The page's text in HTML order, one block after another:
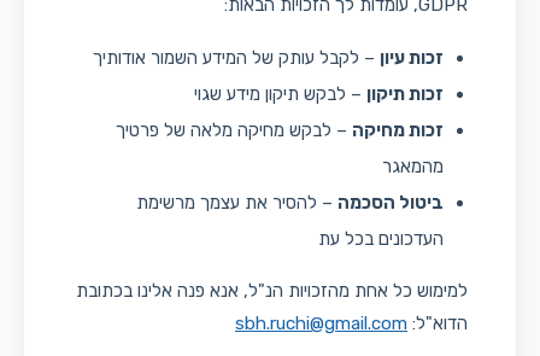
GDPR, עומדות לך הזכויות הבאות:
זכות עיון – לקבל עותק של המידע השמור אודותיך
זכות תיקון – לבקש תיקון מידע שגוי
זכות מחיקה – לבקש מחיקה מלאה של פרטיך
מהמאגר
ביטול הסכמה – להסיר את עצמך מרשימת
העדכונים בכל עת
למימוש כל אחת מהזכויות הנ"ל, אנא פנה אלינו בכתובת
הדוא"ל: sbh.ruchi@gmail.com